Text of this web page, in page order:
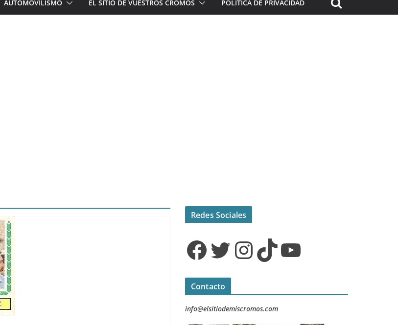
AUTOMOVILISMO EL SITIO DE VUESTROS CROMOS POLÍTICA DE PRIVACIDAD
Redes Sociales
Facebook Twitter InstagramTikTok YouTube
Contacto
info@elsitiodemiscromos.com